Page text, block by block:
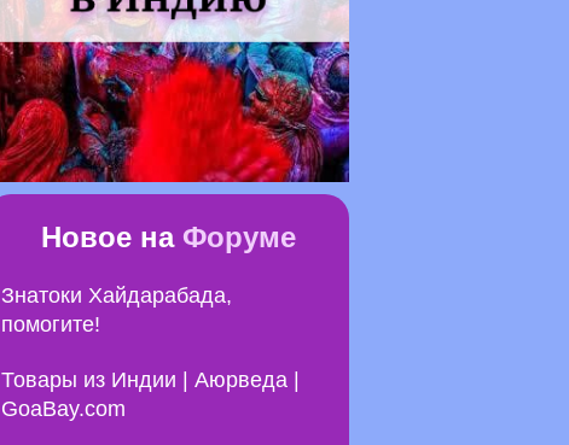
Новое на Форуме
Знатоки Хайдарабада,
помогите!
Товары из Индии | Аюрведа |
GoaBay.com